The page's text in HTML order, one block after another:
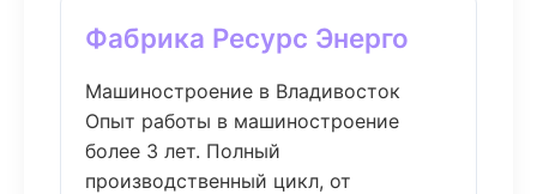
Фабрика Ресурс Энерго
Машиностроение в Владивосток
Опыт работы в машиностроение
более 3 лет. Полный
производственный цикл, от